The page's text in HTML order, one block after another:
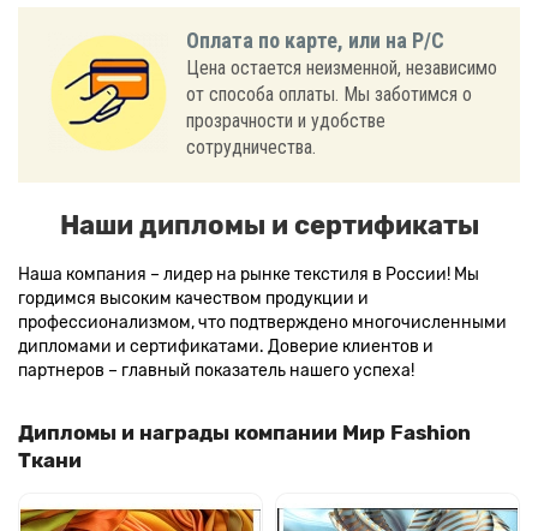
Оплата по карте, или на Р/С
Цена остается неизменной, независимо
от способа оплаты. Мы заботимся о
прозрачности и удобстве
сотрудничества.
Наши дипломы и сертификаты
Наша компания – лидер на рынке текстиля в России! Мы
гордимся высоким качеством продукции и
профессионализмом, что подтверждено многочисленными
дипломами и сертификатами. Доверие клиентов и
партнеров – главный показатель нашего успеха!
Дипломы и награды компании Мир Fashion
Ткани